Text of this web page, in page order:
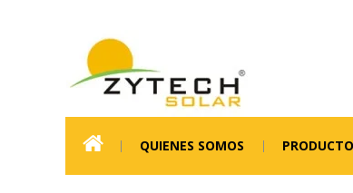
QUIENES SOMOS